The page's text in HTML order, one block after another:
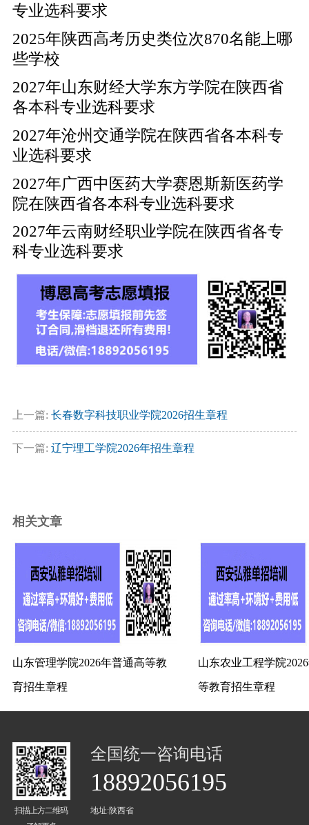
专业选科要求
2025年陕西高考历史类位次870名能上哪
些学校
2027年山东财经大学东方学院在陕西省
各本科专业选科要求
2027年沧州交通学院在陕西省各本科专
业选科要求
2027年广西中医药大学赛恩斯新医药学
院在陕西省各本科专业选科要求
2027年云南财经职业学院在陕西省各专
科专业选科要求
上一篇: 长春数字科技职业学院2026招生章程
下一篇: 辽宁理工学院2026年招生章程
相关文章
山东管理学院2026年普通高等教
育招生章程
山东农业工程学院
等教育招生章程
扫描上方二维码
全国统一咨询电话
18892056195
地址:陕西省